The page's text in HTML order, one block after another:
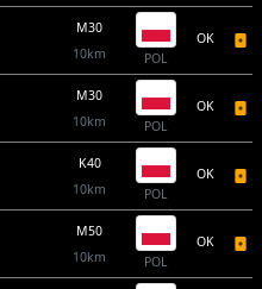
M30
10km
POL
OK
M30
10km
POL
OK
K40
10km
POL
OK
M50
10km
POL
OK